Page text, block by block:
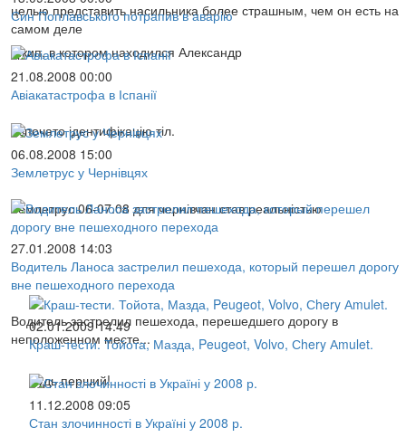
целью представить насильника более страшным, чем он есть на
самом деле
Син Поплавського потрапив в аварію
Джип, в котором находился Александр
21.08.2008 00:00
Авіакатастрофа в Іспанії
Рзпочато ідентифікацію тіл.
06.08.2008 15:00
Землетрус у Чернівцях
Землетрус 06-07.08 для чернівчан став реальністью
27.01.2008 14:03
Водитель Ланоса застрелил пешехода, который перешел дорогу
вне пешеходного перехода
Водитель застрелил пешехода, перешедшего дорогу в
неположенном месте...
02.01.2009 14:49
Краш-тести. Тойота, Мазда, Peugeot, Volvo, Сhery Аmulet.
Будь перший!
11.12.2008 09:05
Стан злочинності в Україні у 2008 р.